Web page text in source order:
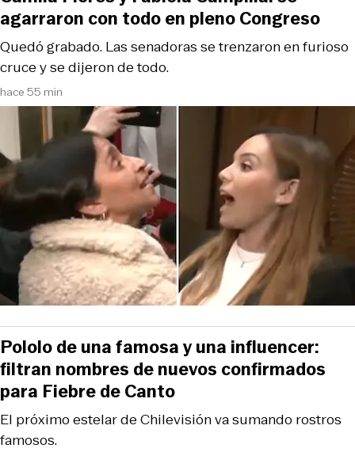
hace 55 min
Quedó grabado. Las senadoras se trenzaron en furioso
cruce y se dijeron de todo.
agarraron con todo en pleno Congreso
El próximo estelar de Chilevisión va sumando rostros
famosos.
Pololo de una famosa y una influencer:
filtran nombres de nuevos confirmados
para Fiebre de Canto